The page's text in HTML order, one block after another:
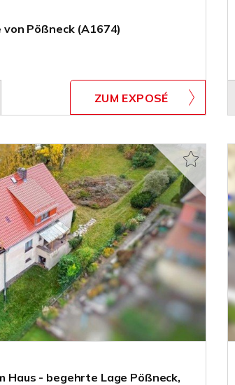
Pößneck (A1674)
ZUM EXPOSÉ
Haus - begehrte Lage Pößneck,